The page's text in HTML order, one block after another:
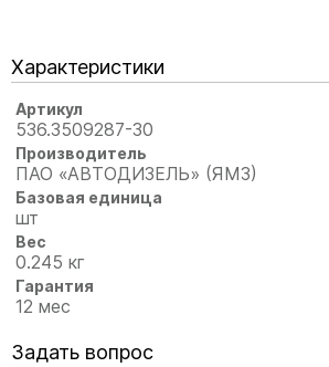
Характеристики
Артикул
536.3509287-30
Производитель
ПАО «АВТОДИЗЕЛЬ» (ЯМЗ)
Базовая единица
шт
Вес
0.245 кг
Гарантия
12 мес
Задать вопрос